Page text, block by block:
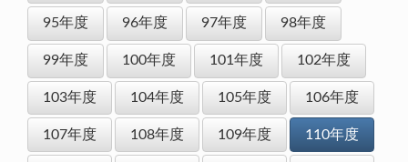
95年度 96年度 97年度 98年度
99年度 100年度 101年度 102年度
103年度 104年度 105年度 106年度
107年度 108年度 109年度 110年度